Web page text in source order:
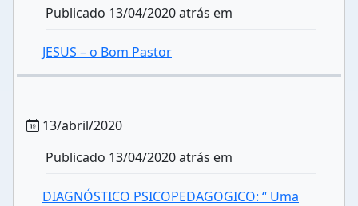
Publicado 13/04/2020 atrás em
JESUS – o Bom Pastor
13/abril/2020
Publicado 13/04/2020 atrás em
DIAGNÓSTICO PSICOPEDAGOGICO: “ Uma